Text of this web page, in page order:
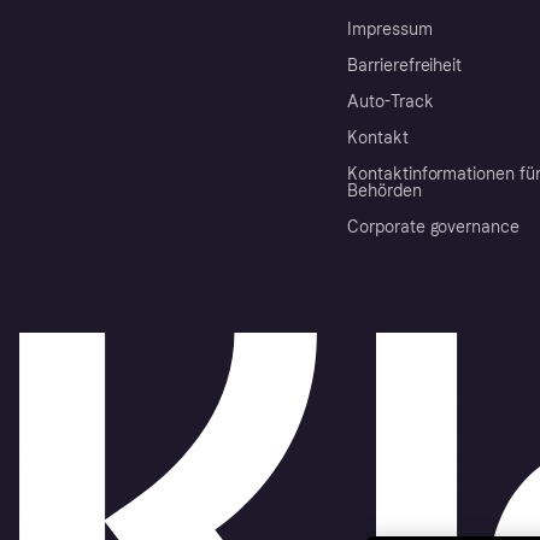
Impressum
Barrierefreiheit
Auto-Track
Kontakt
Kontaktinformationen für
Behörden
Corporate governance